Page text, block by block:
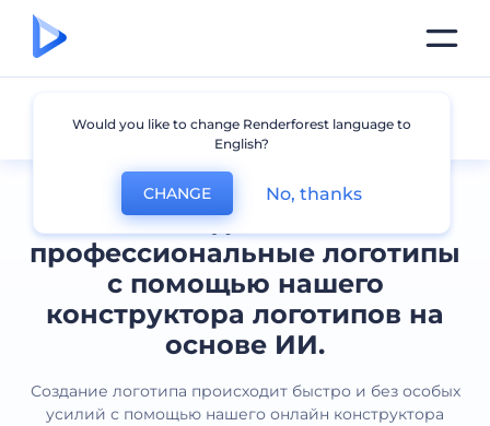
Создавайте
профессиональные логотипы
с помощью нашего
конструктора логотипов на
основе ИИ.
Создание логотипа происходит быстро и без особых
усилий с помощью нашего онлайн конструктора
Все логотипы
Would you like to change Renderforest language to
English?
CHANGE No, thanks